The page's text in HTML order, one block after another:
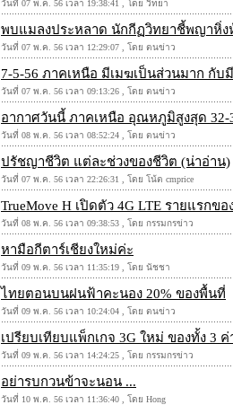
วันที่ 07 พ.ค. 56 เวลา 19:38:41 , โดย วิทยา
พบแมลงประหลาด นักกีฏวิทยาชี้พญาหิ่ง
วันที่ 07 พ.ค. 56 เวลา 12:29:07 , โดย ตนข่าว
7-5-56 ภาคเหนือ มีเมฆเป็นส่วนมาก กั
วันที่ 07 พ.ค. 56 เวลา 09:13:26 , โดย ตนข่าว
อากาศวันนี้ ภาคเหนือ อุณหภูมิสูงสุด 32-
วันที่ 08 พ.ค. 56 เวลา 08:52:24 , โดย ตนข่าว
ปรัชญาชีวิต แต่ละช่วงของชีวิต (น่าอ่าน)
วันที่ 07 พ.ค. 56 เวลา 22:26:31 , โดย โน้ต cmprice
TrueMove H เปิดตัว 4G LTE รายแรกข
วันที่ 08 พ.ค. 56 เวลา 09:38:53 , โดย กรรมกรข่าว
หามือกีตาร์เชียงใหม่ค่ะ
วันที่ 09 พ.ค. 56 เวลา 11:35:19 , โดย นัชชา
ไทยตอนบนฝนฟ้าคะนอง 20% ของพื้นที่
วันที่ 09 พ.ค. 56 เวลา 10:24:04 , โดย ตนข่าว
เปรียบเทียบแพ็กเกจ 3G ใหม่ ของทั้ง 3 ค่
วันที่ 09 พ.ค. 56 เวลา 14:24:25 , โดย กรรมกรข่าว
อย่ารบกวนข้าจะนอน ...
วันที่ 10 พ.ค. 56 เวลา 11:36:40 , โดย Hong